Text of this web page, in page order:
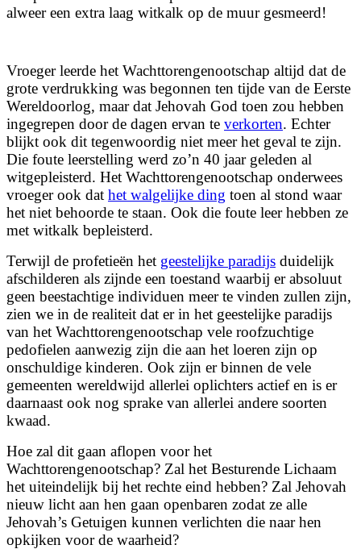
alweer een extra laag witkalk op de muur gesmeerd!
Vroeger leerde het Wachttorengenootschap altijd dat de
grote verdrukking was begonnen ten tijde van de Eerste
Wereldoorlog, maar dat Jehovah God toen zou hebben
ingegrepen door de dagen ervan te verkorten. Echter
blijkt ook dit tegenwoordig niet meer het geval te zijn.
Die foute leerstelling werd zo’n 40 jaar geleden al
witgepleisterd. Het Wachttorengenootschap onderwees
vroeger ook dat het walgelijke ding toen al stond waar
het niet behoorde te staan. Ook die foute leer hebben ze
met witkalk bepleisterd.
Terwijl de profetieën het geestelijke paradijs duidelijk
afschilderen als zijnde een toestand waarbij er absoluut
geen beestachtige individuen meer te vinden zullen zijn,
zien we in de realiteit dat er in het geestelijke paradijs
van het Wachttorengenootschap vele roofzuchtige
pedofielen aanwezig zijn die aan het loeren zijn op
onschuldige kinderen. Ook zijn er binnen de vele
gemeenten wereldwijd allerlei oplichters actief en is er
daarnaast ook nog sprake van allerlei andere soorten
kwaad.
Hoe zal dit gaan aflopen voor het
Wachttorengenootschap? Zal het Besturende Lichaam
het uiteindelijk bij het rechte eind hebben? Zal Jehovah
nieuw licht aan hen gaan openbaren zodat ze alle
Jehovah’s Getuigen kunnen verlichten die naar hen
opkijken voor de waarheid?